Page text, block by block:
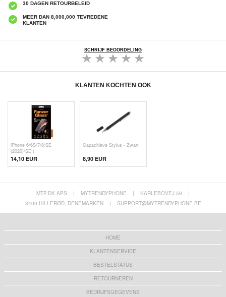
30 DAGEN RETOURBELEID
MEER DAN 8,000,000 TEVREDENE
KLANTEN
SCHRIJF BEOORDELING
KLANTEN KOCHTEN OOK
iPhone 6/6S/7/8/SE
(2020)/SE (
14,10 EUR
Capacitieve Stylus - Zwart
8,90 EUR
MTP.DK APS | MYTRENDYPHONE | KARLEBOVEJ 59
|
3400 HILLERØD, DENEMARKEN
| SUPPORT@MYTRENDYPHONE.BE
HOME
KLANTENSERVICE
BESTELSTATUS
RETOURNEREN
BEDRIJFSGEGEVENS